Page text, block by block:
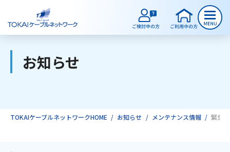
ご検討中のお客様
お知らせ
TOKAIケーブルネットワークHOME お知らせ メンテナンス情報 緊急